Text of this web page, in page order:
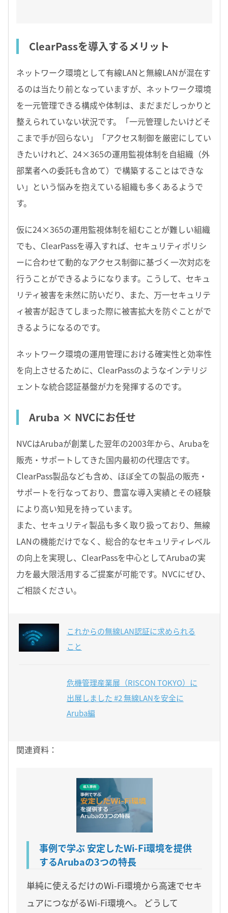
ClearPassを導入するメリット
ネットワーク環境として有線LANと無線LANが混在す
るのは当たり前となっていますが、ネットワーク環境
を一元管理できる構成や体制は、まだまだしっかりと
整えられていない状況です。「一元管理したいけどそ
こまで手が回らない」「アクセス制御を厳密にしてい
きたいけれど、24×365の運用監視体制を自組織（外
部業者への委託も含めて）で構築することはできな
い」という悩みを抱えている組織も多くあるようで
す。
仮に24×365の運用監視体制を組むことが難しい組織
でも、ClearPassを導入すれば、セキュリティポリシ
ーに合わせて動的なアクセス制御に基づく一次対応を
行うことができるようになります。こうして、セキュ
リティ被害を未然に防いだり、また、万一セキュリテ
ィ被害が起きてしまった際に被害拡大を防ぐことがで
きるようになるのです。
ネットワーク環境の運用管理における確実性と効率性
を向上させるために、ClearPassのようなインテリジ
ェントな統合認証基盤が力を発揮するのです。
Aruba × NVCにお任せ
NVCはArubaが創業した翌年の2003年から、Arubaを
販売・サポートしてきた国内最初の代理店です。
ClearPass製品なども含め、ほぼ全ての製品の販売・
サポートを行なっており、豊富な導入実績とその経験
により高い知見を持っています。
また、セキュリティ製品も多く取り扱っており、無線
LANの機能だけでなく、総合的なセキュリティレベル
の向上を実現し、ClearPassを中心としてArubaの実
力を最大限活用するご提案が可能です。NVCにぜひ、
ご相談ください。
これからの無線LAN認証に求められる
こと
危機管理産業展（RISCON TOKYO）に
出展しました #2 無線LANを安全に
Aruba編
関連資料：
事例で学ぶ 安定したWi-Fi環境を提供
するArubaの3つの特長
単純に使えるだけのWi-Fi環境から高速でセキ
ュアにつながるWi-Fi環境へ。 どうして